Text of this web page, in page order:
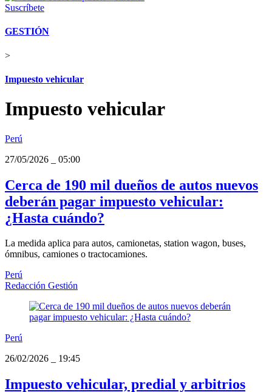
Suscríbete
GESTIÓN
>
Impuesto vehicular
Impuesto vehicular
Perú
27/05/2026
05:00
Cerca de 190 mil dueños de autos nuevos
deberán pagar impuesto vehicular:
¿Hasta cuándo?
La medida aplica para autos, camionetas, station wagon, buses,
ómnibus, camiones o tractocamiones.
Perú
Redacción Gestión
Perú
26/02/2026
19:45
Impuesto vehicular, predial y arbitrios